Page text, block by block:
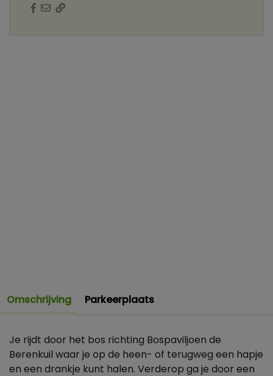
Omschrijving Parkeerplaats
Je rijdt door het bos richting Bospaviljoen de
Berenkuil waar je op de heen- of terugweg een hapje
en een drankje kunt halen. Verderop ga je door een